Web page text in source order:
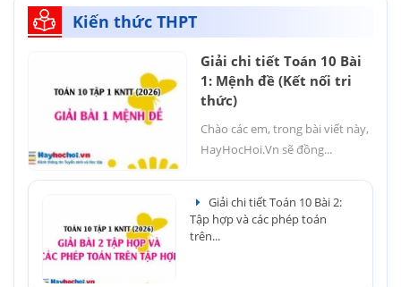
Kiến thức THPT
Giải chi tiết Toán 10 Bài
1: Mệnh đề (Kết nối tri
thức)
Chào các em, trong bài viết này,
HayHocHoi.Vn sẽ đồng...
Giải chi tiết Toán 10 Bài 2:
Tập hợp và các phép toán
trên...